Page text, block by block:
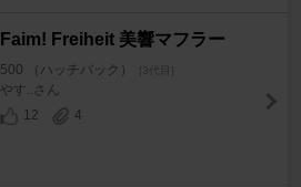
Faim! Freiheit 美響マフラー
500 （ハッチバック） [3代目]
やす..さん
12
4